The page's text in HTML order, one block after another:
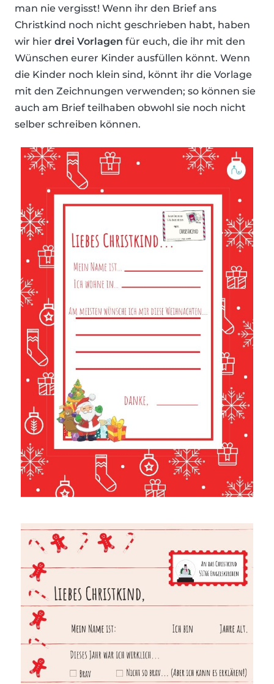
man nie vergisst! Wenn ihr den Brief ans
Christkind noch nicht geschrieben habt, haben
wir hier drei Vorlagen für euch, die ihr mit den
Wünschen eurer Kinder ausfüllen könnt. Wenn
die Kinder noch klein sind, könnt ihr die Vorlage
mit den Zeichnungen verwenden; so können sie
auch am Brief teilhaben obwohl sie noch nicht
selber schreiben können.